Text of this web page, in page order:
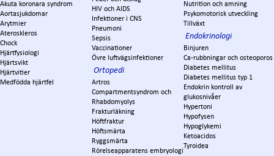
Akuta koronara syndrom
Aortasjukdomar
Arytmier
Ateroskleros
Chock
Hjärtfysiologi
Hjärtsvikt
Hjärtvitier
Medfödda hjärtfel
HIV och AIDS
Infektioner i CNS
Pneumoni
Sepsis
Vaccinationer
Övre luftvägsinfektioner
Ortopedi
Artros
Compartmentsyndrom och
Rhabdomyolys
Frakturläkning
Höftfraktur
Höftsmärta
Ryggsmärta
Rörelseapparatens embryologi
Nutrition och amning
Psykomotorisk utveckling
Tillväxt
Endokrinologi
Binjuren
Ca-rubbningar och osteoporos
Diabetes mellitus
Diabetes mellitus typ 1
Endokrin kontroll av
glukosnivåer
Hypertoni
Hypofysen
Hypoglykemi
Ketoacidos
Tyroidea